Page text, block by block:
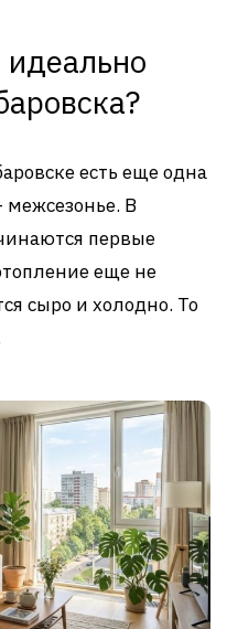
есть еще одна
В
первые
еще не
сыро и холодно. То